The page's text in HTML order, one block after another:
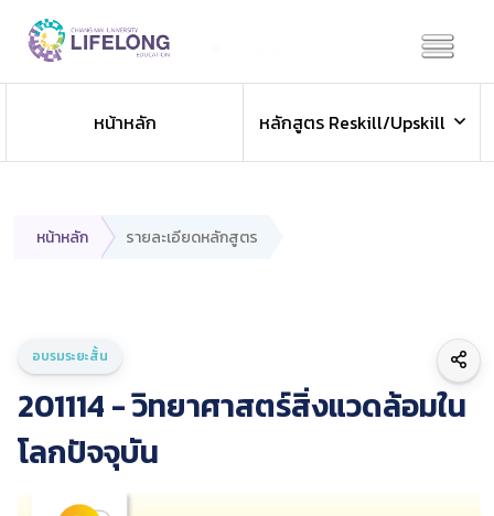
หน้าหลัก
หลักสูตร Reskill/Upskill
หน้าหลัก รายละเอียดหลักสูตร
อบรมระยะสั้น
201114 - วิทยาศาสตร์สิ่งแวดล้อมใน
โลกปัจจุบัน